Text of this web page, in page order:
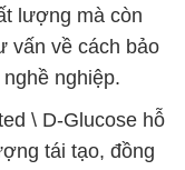
lượng mà còn
vấn về cách bảo
nghiệp.
\ D-Glucose hỗ
tái tạo, đồng